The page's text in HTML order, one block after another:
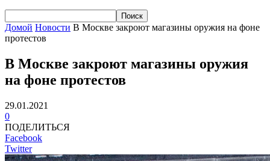
Домой Новости В Москве закроют магазины оружия на фоне
протестов
В Москве закроют магазины оружия
на фоне протестов
29.01.2021
0
ПОДЕЛИТЬСЯ
Facebook
Twitter